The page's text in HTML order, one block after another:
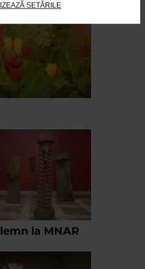
SETĂRILE
la MNAR